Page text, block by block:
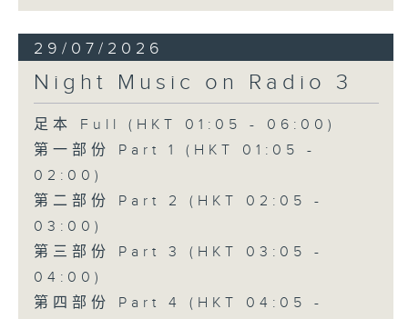
29/07/2026
Night Music on Radio 3
足本 Full (HKT 01:05 - 06:00)
第一部份 Part 1 (HKT 01:05 -
02:00)
第二部份 Part 2 (HKT 02:05 -
03:00)
第三部份 Part 3 (HKT 03:05 -
04:00)
第四部份 Part 4 (HKT 04:05 -